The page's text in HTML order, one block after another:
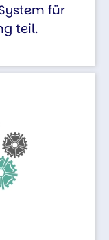
für
teil.